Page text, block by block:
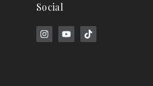
Social